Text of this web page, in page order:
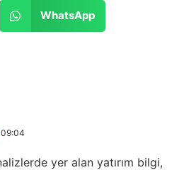
WhatsApp
09:04
yer alan yatırım bilgi,